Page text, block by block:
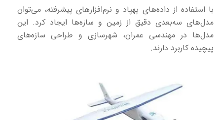
با استفاده از داده‌های پهپاد و نرم‌افزارهای پیشرفته، می‌توان
مدل‌های سه‌بعدی دقیق از زمین و سازه‌ها ایجاد کرد. این
مدل‌ها در مهندسی عمران، شهرسازی و طراحی سازه‌های
پیچیده کاربرد دارند.